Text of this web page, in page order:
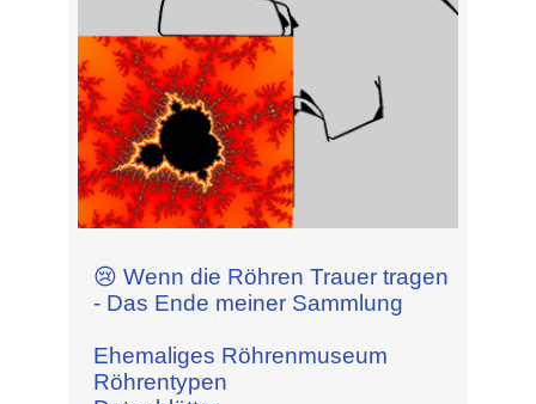
😢 Wenn die Röhren Trauer tragen
- Das Ende meiner Sammlung
Ehemaliges Röhrenmuseum
Röhrentypen